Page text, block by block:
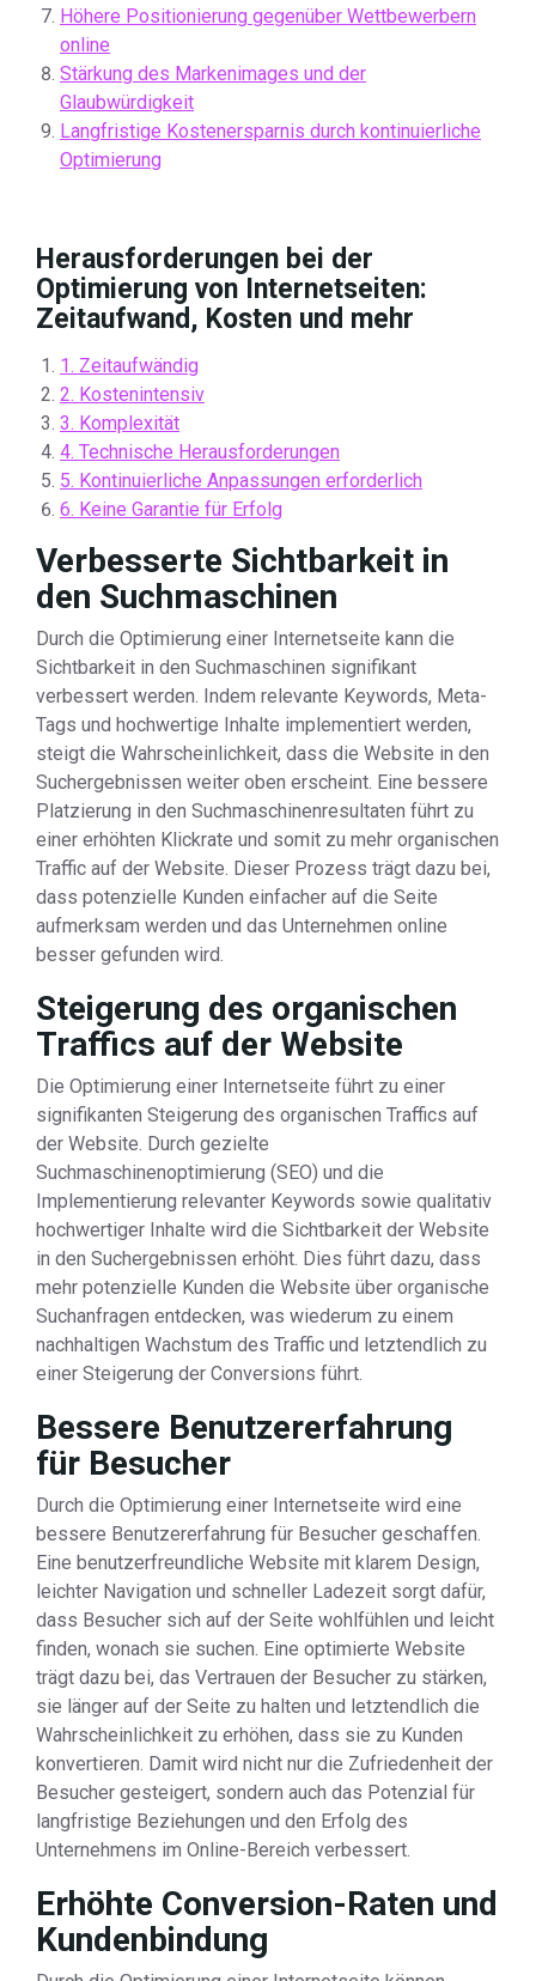
Höhere Positionierung gegenüber Wettbewerbern
online
Stärkung des Markenimages und der
Glaubwürdigkeit
Langfristige Kostenersparnis durch kontinuierliche
Optimierung
Herausforderungen bei der
Optimierung von Internetseiten:
Zeitaufwand, Kosten und mehr
1. Zeitaufwändig
2. Kostenintensiv
3. Komplexität
4. Technische Herausforderungen
5. Kontinuierliche Anpassungen erforderlich
6. Keine Garantie für Erfolg
Verbesserte Sichtbarkeit in
den Suchmaschinen
Durch die Optimierung einer Internetseite kann die
Sichtbarkeit in den Suchmaschinen signifikant
verbessert werden. Indem relevante Keywords, Meta-
Tags und hochwertige Inhalte implementiert werden,
steigt die Wahrscheinlichkeit, dass die Website in den
Suchergebnissen weiter oben erscheint. Eine bessere
Platzierung in den Suchmaschinenresultaten führt zu
einer erhöhten Klickrate und somit zu mehr organischen
Traffic auf der Website. Dieser Prozess trägt dazu bei,
dass potenzielle Kunden einfacher auf die Seite
aufmerksam werden und das Unternehmen online
besser gefunden wird.
Steigerung des organischen
Traffics auf der Website
Die Optimierung einer Internetseite führt zu einer
signifikanten Steigerung des organischen Traffics auf
der Website. Durch gezielte
Suchmaschinenoptimierung (SEO) und die
Implementierung relevanter Keywords sowie qualitativ
hochwertiger Inhalte wird die Sichtbarkeit der Website
in den Suchergebnissen erhöht. Dies führt dazu, dass
mehr potenzielle Kunden die Website über organische
Suchanfragen entdecken, was wiederum zu einem
nachhaltigen Wachstum des Traffic und letztendlich zu
einer Steigerung der Conversions führt.
Bessere Benutzererfahrung
für Besucher
Durch die Optimierung einer Internetseite wird eine
bessere Benutzererfahrung für Besucher geschaffen.
Eine benutzerfreundliche Website mit klarem Design,
leichter Navigation und schneller Ladezeit sorgt dafür,
dass Besucher sich auf der Seite wohlfühlen und leicht
finden, wonach sie suchen. Eine optimierte Website
trägt dazu bei, das Vertrauen der Besucher zu stärken,
sie länger auf der Seite zu halten und letztendlich die
Wahrscheinlichkeit zu erhöhen, dass sie zu Kunden
konvertieren. Damit wird nicht nur die Zufriedenheit der
Besucher gesteigert, sondern auch das Potenzial für
langfristige Beziehungen und den Erfolg des
Unternehmens im Online-Bereich verbessert.
Erhöhte Conversion-Raten und
Kundenbindung